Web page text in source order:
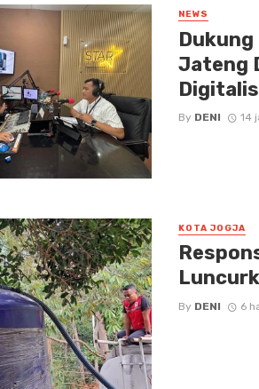
NEWS
Dukung
Jateng
By DENI 14
KOTA JOGJA
By DENI 6